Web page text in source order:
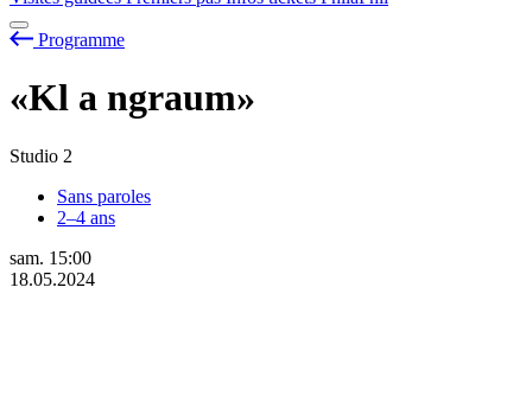
Programme
«Kl a ngraum»
Studio 2
Sans paroles
2–4 ans
sam. 15:00
18.05.2024